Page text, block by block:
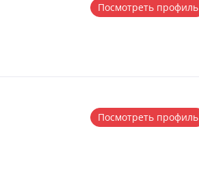
Посмотреть профиль
Посмотреть профиль